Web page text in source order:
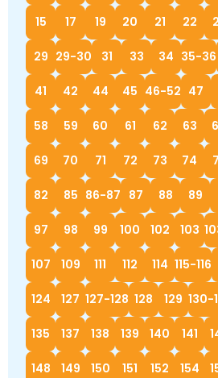
15 17 19 20 21 22
29 29-30 31 33 34 35-36
41 42 44 45 46-52 47
58 59 60 61 62 63
69 70 71 72 73 74
82 85 86-87 87 88 89
97 98 99 100 102 103
107 109 111 112 114 115-116
124 127 127-128 128 129 130-
135 137 138 139 140 141
148 149 150 151 152 154